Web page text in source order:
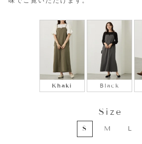
COLOR
Khaki Black
Size
S M L